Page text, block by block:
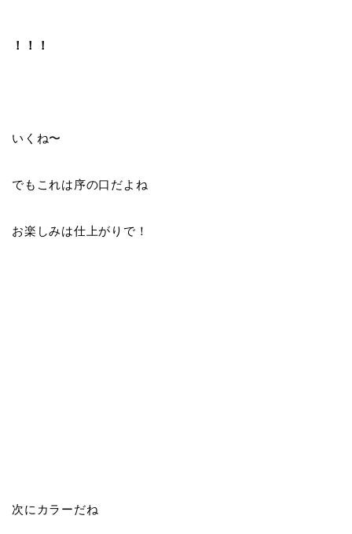
！！！
いくね〜
でもこれは序の口だよね
お楽しみは仕上がりで！
次にカラーだね